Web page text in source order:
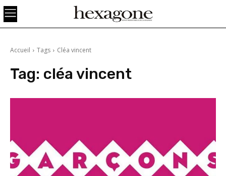
Accueil Tags Cléa vincent
Tag: cléa vincent